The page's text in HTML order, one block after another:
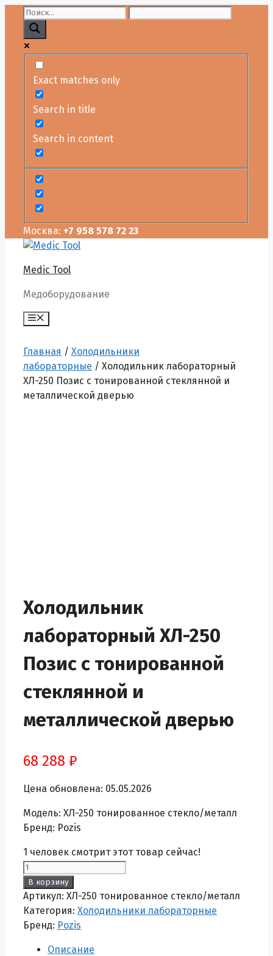
Перейти
содержимому
Exact matches only
Search in title
Search in content
Москва: +7 958 578 72 23
Medic Tool
Медоборудование
Меню
Главная / Холодильники
лабораторные / Холодильник лабораторный
ХЛ-250 Позис с тонированной стеклянной и
металлической дверью
Холодильник
лабораторный ХЛ-250
Позис с тонированной
стеклянной и
металлической дверью
68 288 ₽
Цена обновлена: 05.05.2026
Модель: ХЛ-250 тонированное стекло/металл
Бренд: Pozis
1 человек смотрит этот товар сейчас!
Количество
товара
Холодильник
лабораторный
ХЛ-250
В корзину
Артикул: ХЛ-250 тонированное стекло/металл
Категория: Холодильники лабораторные
Бренд: Pozis
Описание